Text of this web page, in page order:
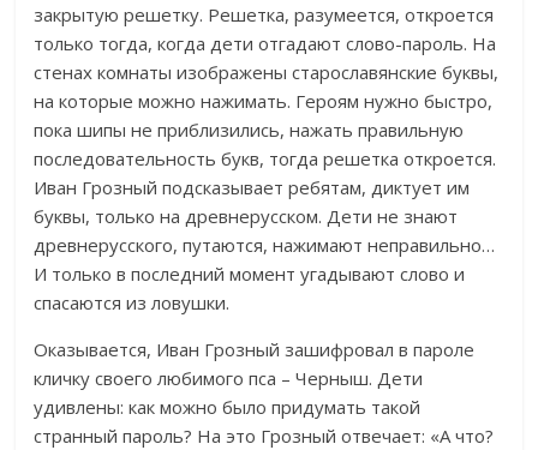
закрытую решетку. Решетка, разумеется, откроется
только тогда, когда дети отгадают слово-пароль. На
стенах комнаты изображены старославянские буквы,
на которые можно нажимать. Героям нужно быстро,
пока шипы не приблизились, нажать правильную
последовательность букв, тогда решетка откроется.
Иван Грозный подсказывает ребятам, диктует им
буквы, только на древнерусском. Дети не знают
древнерусского, путаются, нажимают неправильно…
И только в последний момент угадывают слово и
спасаются из ловушки.
Оказывается, Иван Грозный зашифровал в пароле
кличку своего любимого пса – Черныш. Дети
удивлены: как можно было придумать такой
странный пароль? На это Грозный отвечает: «А что?